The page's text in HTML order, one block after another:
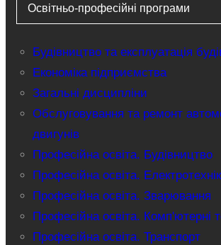
Освітньо-професійні програми
Будівництво та експлуатація
Економіка підприємства
Загальні дисципліни
Обслуговування та ремонт
двигунів
Професійна освіта. Будівництво
Професійна освіта.
Професійна освіта. Зварювання
Професійна освіта. Комп'ютерні
Професійна освіта. Транспорт